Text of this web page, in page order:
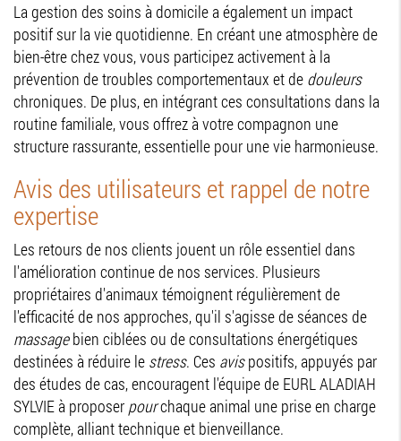
La gestion des soins à domicile a également un impact
positif sur la vie quotidienne. En créant une atmosphère de
bien-être chez vous, vous participez activement à la
prévention de troubles comportementaux et de douleurs
chroniques. De plus, en intégrant ces consultations dans la
routine familiale, vous offrez à votre compagnon une
structure rassurante, essentielle pour une vie harmonieuse.
Avis des utilisateurs et rappel de notre
expertise
Les retours de nos clients jouent un rôle essentiel dans
l'amélioration continue de nos services. Plusieurs
propriétaires d'animaux témoignent régulièrement de
l'efficacité de nos approches, qu'il s'agisse de séances de
massagebien ciblées ou de consultations énergétiques
destinées à réduire le stress. Ces avispositifs, appuyés par
des études de cas, encouragent l'équipe de EURL ALADIAH
SYLVIE à proposer pourchaque animal une prise en charge
complète, alliant technique et bienveillance.